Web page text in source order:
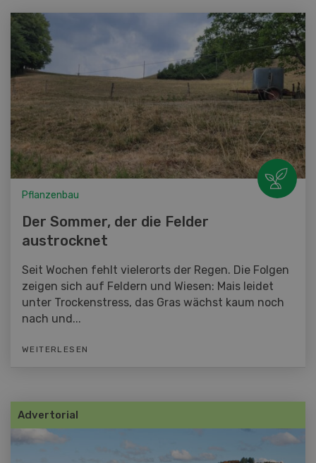
Pflanzenbau
Der Sommer, der die Felder
austrocknet
Seit Wochen fehlt vielerorts der Regen. Die Folgen
zeigen sich auf Feldern und Wiesen: Mais leidet
unter Trockenstress, das Gras wächst kaum noch
nach und...
WEITERLESEN
Advertorial